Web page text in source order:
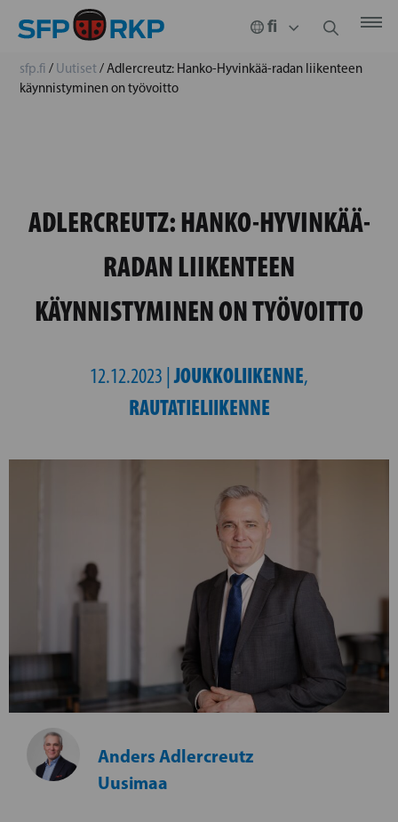
sfp.fi / Uutiset/Adlercreutz: Hanko-Hyvinkää-radan liikenteen
käynnistyminen on työvoitto
ADLERCREUTZ: HANKO-HYVINKÄÄ-
RADAN LIIKENTEEN
KÄYNNISTYMINEN ON TYÖVOITTO
12.12.2023 |JOUKKOLIIKENNE,
RAUTATIELIIKENNE
Anders Adlercreutz
Uusimaa